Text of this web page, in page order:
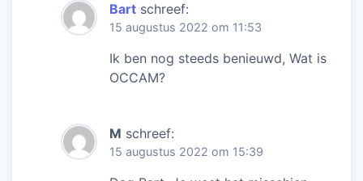
Bart schreef:
15 augustus 2022 om 11:53
Ik ben nog steeds benieuwd, Wat is
OCCAM?
M schreef:
15 augustus 2022 om 15:39